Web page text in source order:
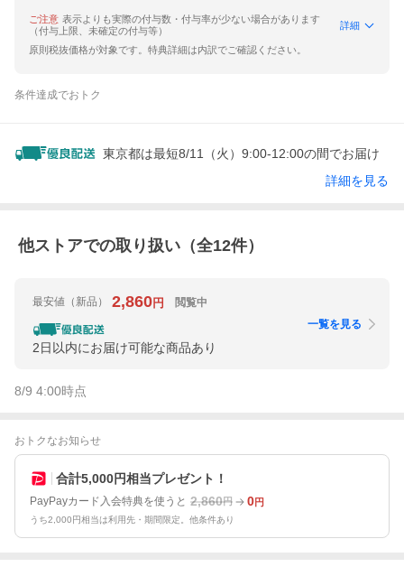
ご注意 表示よりも実際の付与数・付与率が少ない場合があります
（付与上限、未確定の付与等）
詳細
原則税抜価格が対象です。特典詳細は内訳でご確認ください。
条件達成でおトク
東京都は最短8/11（火）9:00-12:00の間でお届け
詳細を見る
他ストアでの取り扱い（全12件）
最安値 （新品） 2,860円 閲覧中
2日以内にお届け可能な商品あり
一覧を見る
8/9 4:00時点
おトクなお知らせ
合計5,000円相当プレゼント！
PayPayカード入会特典を使うと 2,860円 0円
うち2,000円相当は利用先・期間限定。他条件あり